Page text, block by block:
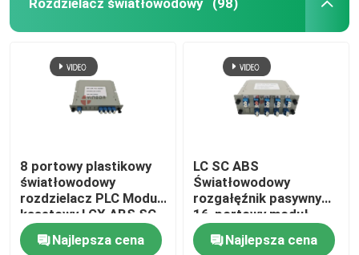
(98)
8 portowy plastikowy
światłowodowy
rozdzielacz PLC Moduł
kasetowy LGX ABS SC
LC Złącze
Najlepsza cena
LC SC ABS
Światłowodowy
rozgałęźnik pasywny
16-portowy moduł
kasetowy LGX 2X16
Trudnopalny
Najlepsza cena